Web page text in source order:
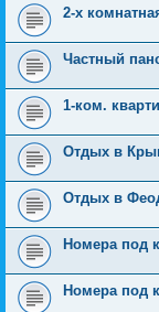
2-х
Частный
1-ком.
Отдых в
Отдых в
Номера под
Номера под